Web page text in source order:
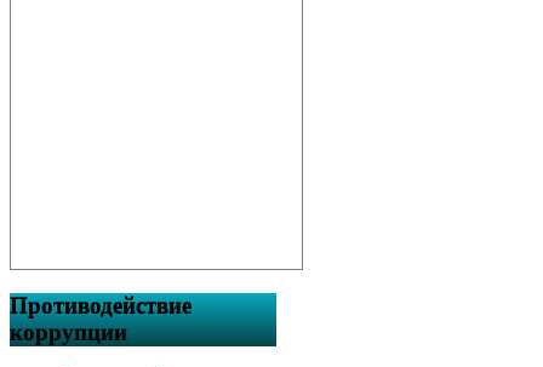
Противодействие
коррупции